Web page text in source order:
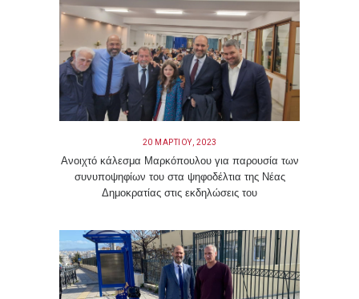
20 ΜΑΡΤΊΟΥ, 2023
Ανοιχτό κάλεσμα Μαρκόπουλου για παρουσία των
συνυποψηφίων του στα ψηφοδέλτια της Νέας
Δημοκρατίας στις εκδηλώσεις του